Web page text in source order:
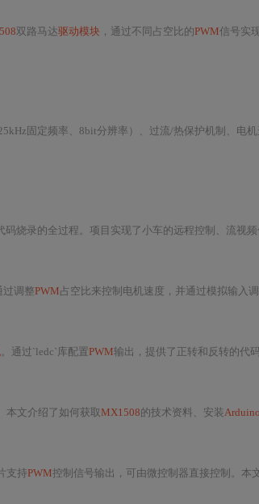
双路马达驱动模块 ，通过不同占空比的PWM信号实现电机的
25kHz固定频率、8bit分辨率）、过流/热保护机制、电机选
程。项目实现了小车的远程控制、流视频传输、LED灯光及伺服电
过调整PWM占空比来控制电机速度，并通过模拟输入
。通过`ledc`库配置PWM输出，提供了正转和反转的代码示例，
本文介绍了如何获取MX1508的技术资料、安装Arduino
支持PWM控制信号输出，可由微控制器直接控制。本